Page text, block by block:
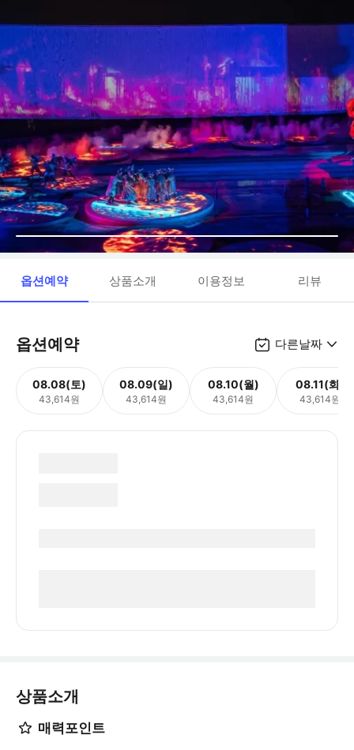
옵션예약 상품소개 이용정보 리뷰
옵션예약 다른날짜
08.08(토)
43,614원
08.09(일)
43,614원
08.10(월)
43,614원
08.11(화)
43,614원
상품소개
매력포인트